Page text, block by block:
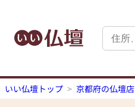
いい仏壇トップ 京都府の仏壇店